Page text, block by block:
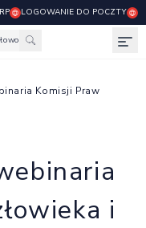
LOGOWANIE DO POCZTY
Komisji Praw
i